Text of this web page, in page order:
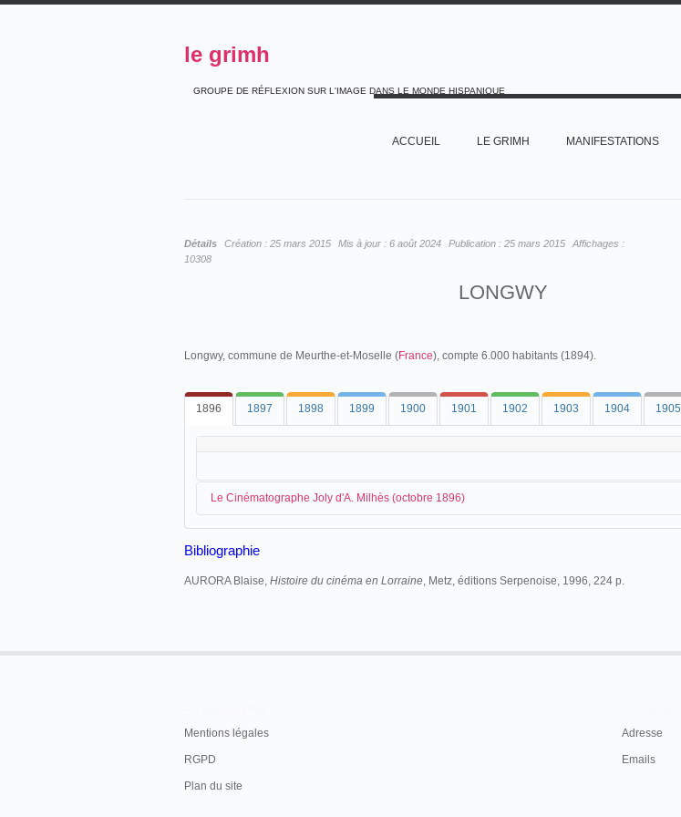
le grimh
GROUPE DE RÉFLEXION SUR L'IMAGE DANS LE MONDE HISPANIQUE
ACCUEIL LE GRIMH MANIFESTATIONS
Détails Création : 25 mars 2015 Mis à jour : 6 août 2024 Publication : 25 mars 2015
Affichages :
10308
LONGWY
Longwy, commune de Meurthe-et-Moselle (France), compte 6.000 habitants (1894).
1896 1897 1898 1899 1900 1901 1902 1903 1904 1905
Le Cinématographe Joly d'A. Milhès (octobre 1896)
Le photographe de
Bibliographie
AURORA Blaise, Histoire du cinéma en Lorraine, Metz, éditions Serpenoise, 1996, 224 p.
Mentions légales
RGPD
Plan du site
Adresse
Emails